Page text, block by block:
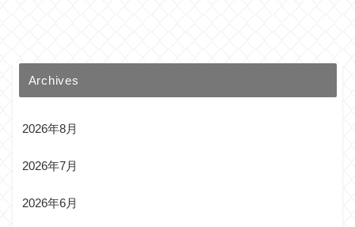
Archives
2026年8月
2026年7月
2026年6月